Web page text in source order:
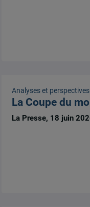
Analyses et perspectives
La Coupe du
La Presse, 18 juin